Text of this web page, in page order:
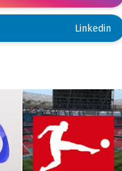
Linkedin